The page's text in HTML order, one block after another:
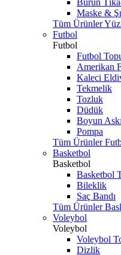
Burun
Maske &
Tüm Ürünler
Futbol
Futbol
Futbol
Amerikan
Kaleci
Tekmelik
Tozluk
Düdük
Boyun
Pompa
Tüm Ürünler
Basketbol
Basketbol
Basketbol
Bileklik
Saç Bandı
Tüm Ürünler
Voleybol
Voleybol
Voleybol
Dizlik